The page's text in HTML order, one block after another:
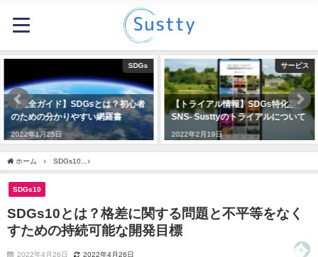
サービス
【トライアル情報】SDGs特化型
SNS- Susttyのトライアルについて
2022年2月19日
サービス
【SDGsはこの10年が勝負】日本初
のSDGs特化型SNS「Sustty」で持
続可能な世界を目指します
ホーム SDGs10
SDGs10
SDGs10とは？格差に関する問題と不平等をなく
すための持続可能な開発目標
2022年4月26日 2022年4月26日